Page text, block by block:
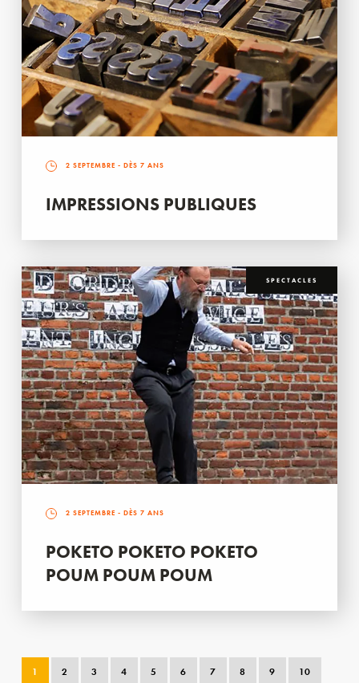
2 SEPTEMBRE - DÈS 7 ANS
IMPRESSIONS PUBLIQUES
SPECTACLES
2 SEPTEMBRE - DÈS 7 ANS
POKETO POKETO POKETO
POUM POUM POUM
1 2 3 4 5 6 7 8 9 10